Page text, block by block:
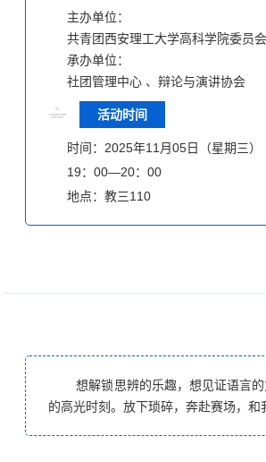
主办单位：
共青团西安理工大学高科学院委员会
承办单位：
社团管理中心 、辩论与演讲协会
活动时间
时间：2025年11月05日（星期三）
19：00—20：00
地点：教三110
想解锁思辨的乐趣，想见证语言
的高光时刻。放下琐碎，奔赴赛场，和